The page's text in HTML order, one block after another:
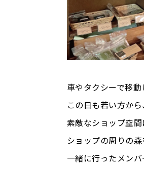
車やタクシーで移
この日も若い方か
素敵なショップ空
ショップの周りの森
一緒に行ったメン